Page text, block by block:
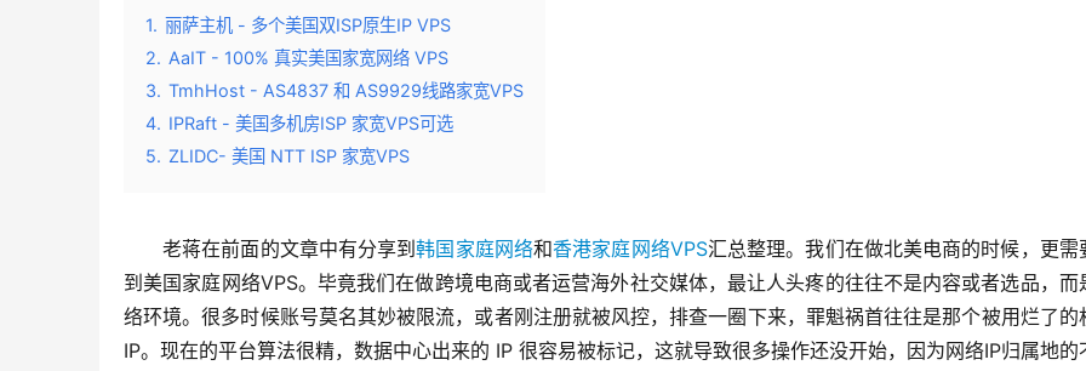
1. 丽萨主机 - 多个美国双ISP原生IP VPS
2. AaIT - 100% 真实美国家宽网络 VPS
3. TmhHost - AS4837 和 AS9929线路家宽VPS
4. IPRaft - 美国多机房ISP 家宽VPS可选
5. ZLIDC- 美国 NTT ISP 家宽VPS
老蒋在前面的文章中有分享到韩国家庭网络和香港家庭网络VPS汇总整理。我们在做北美电商的时候，更需
到美国家庭网络VPS。毕竟我们在做跨境电商或者运营海外社交媒体，最让人头疼的往往不是内容或者选品，而
络环境。很多时候账号莫名其妙被限流，或者刚注册就被风控，排查一圈下来，罪魁祸首往往是那个被用烂了的
IP。现在的平台算法很精，数据中心出来的 IP 很容易被标记，这就导致很多操作还没开始，因为网络IP归属地的